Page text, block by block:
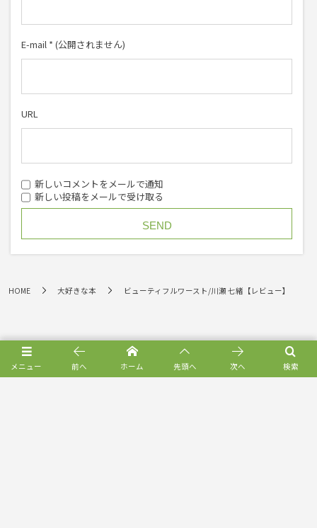
E-mail * (公開されません)
URL
新しいコメントをメールで通知
新しい投稿をメールで受け取る
HOME 大好きな本 ビューティフルワースト/川瀬 七緒【レビュー】
メニュー 検索
前へ ホーム 先頭へ 次へ